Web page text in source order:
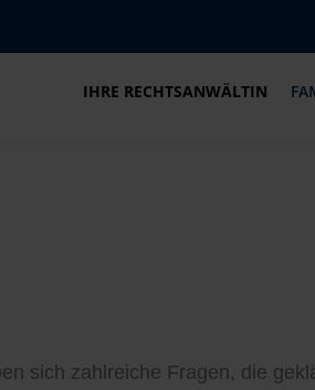
IHRE RECHTSANWÄLTIN
sich zahlreiche Fragen, die